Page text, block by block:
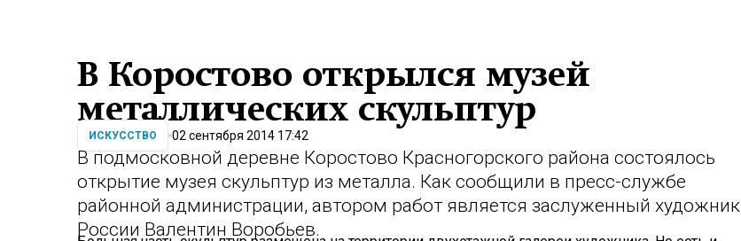
В Коростово открылся музей
металлических скульптур
ИСКУССТВО 02 сентября 2014 17:42
В подмосковной деревне Коростово Красногорского района состоялось
открытие музея скульптур из металла. Как сообщили в пресс-службе
районной администрации, автором работ является заслуженный художник
России Валентин Воробьев.